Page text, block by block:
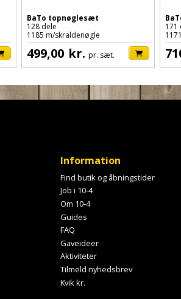
BaTo topnøglesæt
128 dele
1185 m/skraldenøgle
499,00 kr. pr. sæt.
Information
Find butik og åbningstider
Job i 10-4
Om 10-4
Guides
FAQ
Gaveideer
Aktiviteter
Tilmeld nyhedsbrev
Kvik kr.